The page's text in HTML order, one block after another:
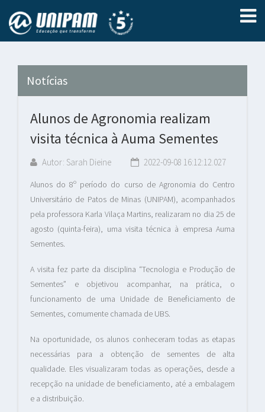
Notícias
Alunos de Agronomia realizam
visita técnica à Auma Sementes
Autor: Sarah Dieine 2022-09-08 16:12:12.027
Alunos do 8º período do curso de Agronomia do Centro
Universitário de Patos de Minas (UNIPAM), acompanhados
pela professora Karla Vilaça Martins, realizaram no dia 25 de
agosto (quinta-feira), uma visita técnica à empresa Auma
Sementes.
A visita fez parte da disciplina “Tecnologia e Produção de
Sementes” e objetivou acompanhar, na prática, o
funcionamento de uma Unidade de Beneficiamento de
Sementes, comumente chamada de UBS.
Na oportunidade, os alunos conheceram todas as etapas
necessárias para a obtenção de sementes de alta
qualidade. Eles visualizaram todas as operações, desde a
recepção na unidade de beneficiamento, até a embalagem
e a distribuição.